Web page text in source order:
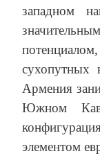
западном
сухопутных
Армения
Южном
элементом